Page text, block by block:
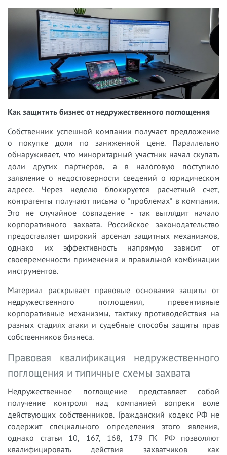
Как защитить бизнес от недружественного поглощения
Собственник успешной компании получает предложение
о покупке доли по заниженной цене. Параллельно
обнаруживает, что миноритарный участник начал скупать
доли других партнеров, а в налоговую поступило
заявление о недостоверности сведений о юридическом
адресе. Через неделю блокируется расчетный счет,
контрагенты получают письма о "проблемах" в компании.
Это не случайное совпадение - так выглядит начало
корпоративного захвата. Российское законодательство
предоставляет широкий арсенал защитных механизмов,
однако их эффективность напрямую зависит от
своевременности применения и правильной комбинации
инструментов.
Материал раскрывает правовые основания защиты от
недружественного поглощения, превентивные
корпоративные механизмы, тактику противодействия на
разных стадиях атаки и судебные способы защиты прав
собственников бизнеса.
Правовая квалификация недружественного
поглощения и типичные схемы захвата
Недружественное поглощение представляет собой
получение контроля над компанией вопреки воле
действующих собственников. Гражданский кодекс РФ не
содержит специального определения этого явления,
однако статьи 10, 167, 168, 179 ГК РФ позволяют
квалифицировать действия захватчиков как